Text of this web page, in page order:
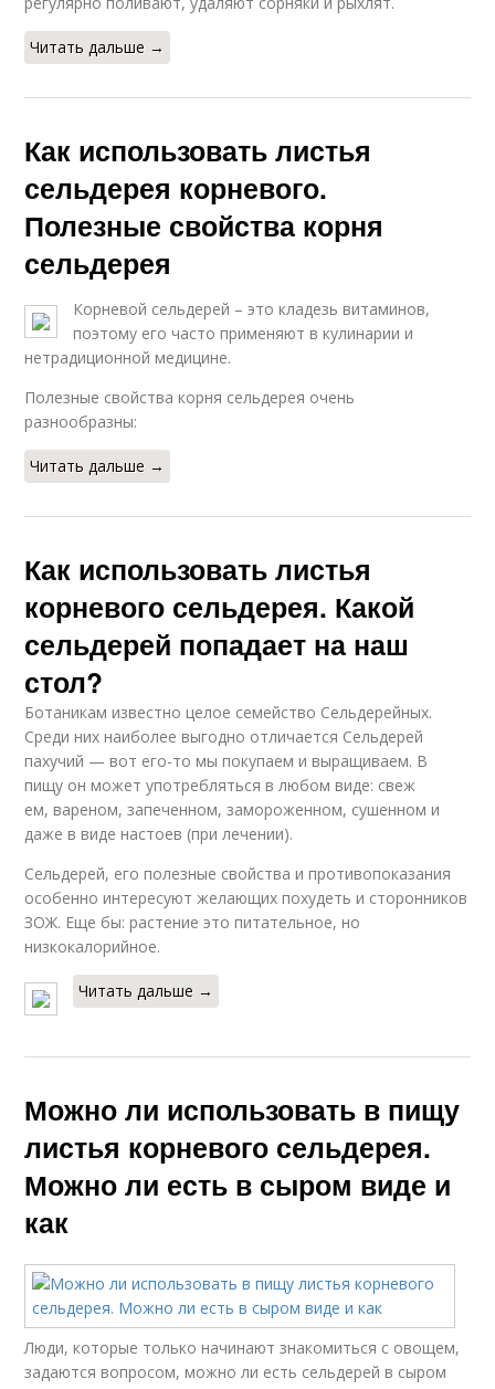
Читать дальше →
Как использовать листья
сельдерея корневого.
Полезные свойства корня
сельдерея
Корневой сельдерей – это кладезь витаминов,
поэтому его часто применяют в кулинарии и
нетрадиционной медицине.
Полезные свойства корня сельдерея очень
разнообразны:
Читать дальше →
Как использовать листья
корневого сельдерея. Какой
сельдерей попадает на наш
стол?
Ботаникам известно целое семейство Сельдерейных.
Среди них наиболее выгодно отличается Сельдерей
пахучий — вот его-то мы покупаем и выращиваем. В
пищу он может употребляться в любом виде: свеж
ем, вареном, запеченном, замороженном, сушенном и
даже в виде настоев (при лечении).
Сельдерей, его полезные свойства и противопоказания
особенно интересуют желающих похудеть и сторонников
ЗОЖ. Еще бы: растение это питательное, но
низкокалорийное.
Читать дальше →
Можно ли использовать в пищу
листья корневого сельдерея.
Можно ли есть в сыром виде и
как
Люди, которые только начинают знакомиться с овощем,
задаются вопросом, можно ли есть сельдерей в сыром